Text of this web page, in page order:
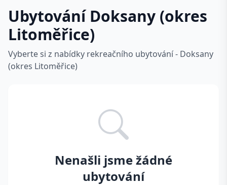
Ubytování Doksany (okres
Litoměřice)
Vyberte si z nabídky rekreačního ubytování - Doksany
(okres Litoměřice)
Nenašli jsme žádné
ubytování